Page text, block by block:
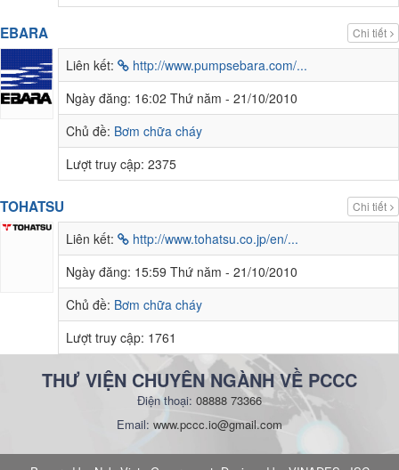
Chi tiết
EBARA
Liên kết:
http://www.pumpsebara.com/...
Ngày đăng: 16:02 Thứ năm - 21/10/2010
Chủ đề: Bơm chữa cháy
Lượt truy cập: 2375
Chi tiết
TOHATSU
Liên kết:
http://www.tohatsu.co.jp/en/...
Ngày đăng: 15:59 Thứ năm - 21/10/2010
Chủ đề: Bơm chữa cháy
Lượt truy cập: 1761
THƯ VIỆN CHUYÊN NGÀNH VỀ PCCC
Điện thoại: 08888 73366
Email: www.pccc.io@gmail.com